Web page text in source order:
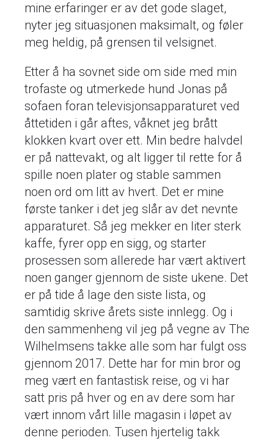
mine erfaringer er av det gode slaget,
nyter jeg situasjonen maksimalt, og føler
meg heldig, på grensen til velsignet.
Etter å ha sovnet side om side med min
trofaste og utmerkede hund Jonas på
sofaen foran televisjonsapparaturet ved
åttetiden i går aftes, våknet jeg brått
klokken kvart over ett. Min bedre halvdel
er på nattevakt, og alt ligger til rette for å
spille noen plater og stable sammen
noen ord om litt av hvert. Det er mine
første tanker i det jeg slår av det nevnte
apparaturet. Så jeg mekker en liter sterk
kaffe, fyrer opp en sigg, og starter
prosessen som allerede har vært aktivert
noen ganger gjennom de siste ukene. Det
er på tide å lage den siste lista, og
samtidig skrive årets siste innlegg. Og i
den sammenheng vil jeg på vegne av The
Wilhelmsens takke alle som har fulgt oss
gjennom 2017. Dette har for min bror og
meg vært en fantastisk reise, og vi har
satt pris på hver og en av dere som har
vært innom vårt lille magasin i løpet av
denne perioden. Tusen hjertelig takk